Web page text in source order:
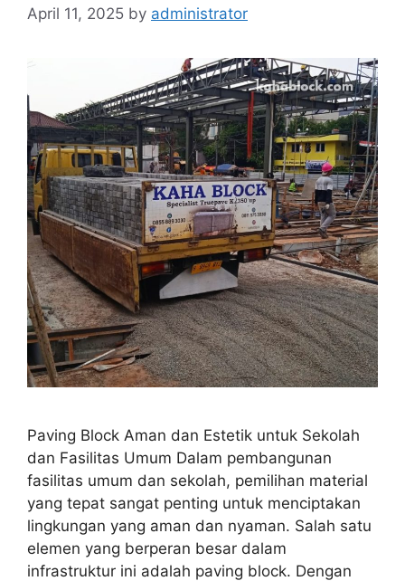
April 11, 2025 by administrator
Paving Block Aman dan Estetik untuk Sekolah
dan Fasilitas Umum Dalam pembangunan
fasilitas umum dan sekolah, pemilihan material
yang tepat sangat penting untuk menciptakan
lingkungan yang aman dan nyaman. Salah satu
elemen yang berperan besar dalam
infrastruktur ini adalah paving block. Dengan